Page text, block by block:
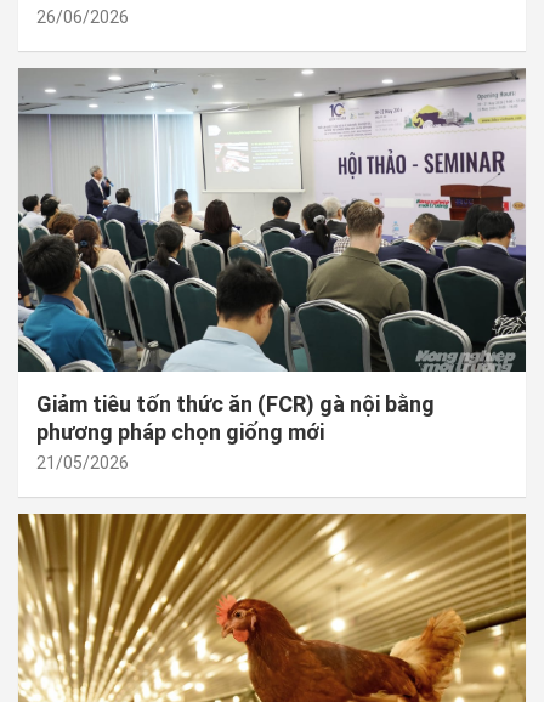
26/06/2026
Giảm tiêu tốn thức ăn (FCR) gà nội bằng
phương pháp chọn giống mới
21/05/2026